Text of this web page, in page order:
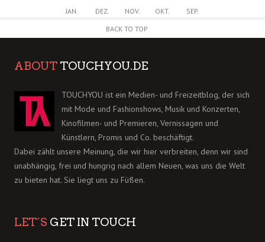
JAN. DEZ. NOV. OKT.
SEP.
BACK TO TOP
ABOUT TOUCHYOU.DE
TOUCHYOU ist ein Medien- und Freizeitblog, der sich
mit Mode und Fashionshows, Musik und Konzerten,
Kinofilmen- und Premieren, Vernissagen und
Künstlern, Promis und Co. beschäftigt.
Dabei zählt unsere Meinung, die wir hier verbreiten, denn wir sind
unabhängig, frei und hungrig nach allem Neuen, was uns die Welt
zu bieten hat. Sie liegt uns zu Füßen.
LET´S GET IN TOUCH